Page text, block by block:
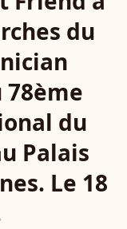
du
78ème
du
Palais
Le 18